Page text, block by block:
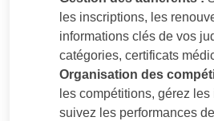
les inscriptions, les
informations clés de vos
catégories, certificats
Organisation des
les compétitions, gérez
suivez les performances